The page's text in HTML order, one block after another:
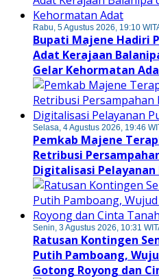
Rabu, 5 Agustus 2026, 19:10
Bupati Majene Hadiri
Adat Kerajaan
Gelar Kehormatan
Selasa, 4 Agustus 2026, 19:46
Pemkab Majene
Retribusi
Digitalisasi Pelayanan
Senin, 3 Agustus 2026, 10:31
Ratusan Kontingen
Putih Pamboang,
Gotong Royong dan